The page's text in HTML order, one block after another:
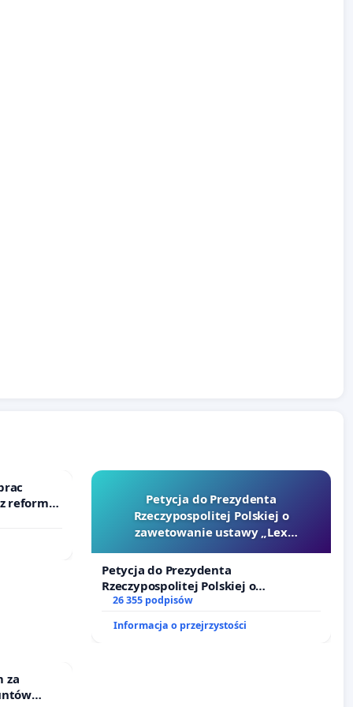
reformą
Petycja do Prezydenta
Rzeczypospolitej Polskiej o
zawetowanie ustawy „Lex
Petycja do Prezydenta
Rzeczypospolitej Polskiej o
zawetowanie ustawy „Lex Szarlatan”
26 355 podpisów
Informacja o przejrzystości
za